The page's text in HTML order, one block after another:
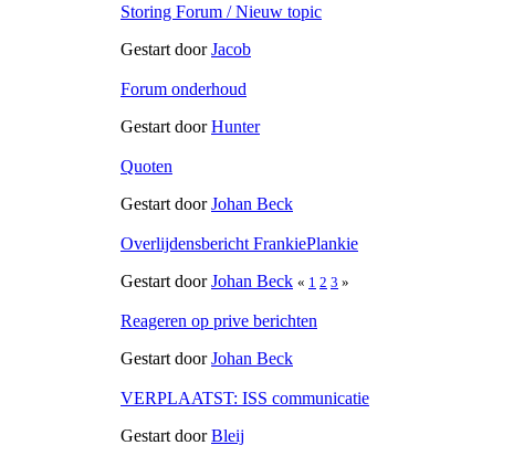
Storing Forum / Nieuw topic
Gestart doorJacob
Forum onderhoud
Gestart doorHunter
Quoten
Gestart doorJohan Beck
Overlijdensbericht FrankiePlankie
Gestart doorJohan Beck « 1 2 3 »
Reageren op prive berichten
Gestart doorJohan Beck
VERPLAATST: ISS communicatie
Gestart doorBleij